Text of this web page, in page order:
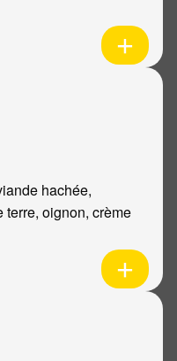
hachée,
terre, oignon, crème